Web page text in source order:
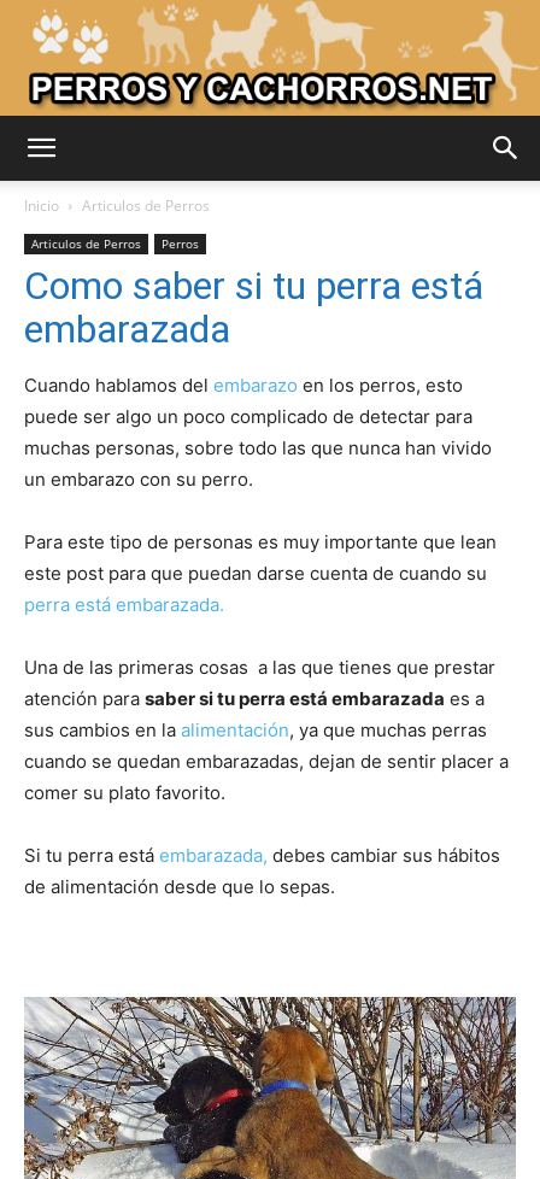
Perros
–
Perros
de
Cachorros
Inicio Articulos de Perros
Articulos de Perros Perros
Como saber si tu perra está
embarazada
Cuando hablamos del embarazo en los perros, esto
puede ser algo un poco complicado de detectar para
muchas personas, sobre todo las que nunca han vivido
un embarazo con su perro.
Para este tipo de personas es muy importante que lean
este post para que puedan darse cuenta de cuando su
perra está embarazada.
Una de las primeras cosas a las que tienes que prestar
atención para saber si tu perra está embarazada es a
sus cambios en la alimentación, ya que muchas perras
cuando se quedan embarazadas, dejan de sentir placer a
comer su plato favorito.
Si tu perra está embarazada, debes cambiar sus hábitos
de alimentación desde que lo sepas.